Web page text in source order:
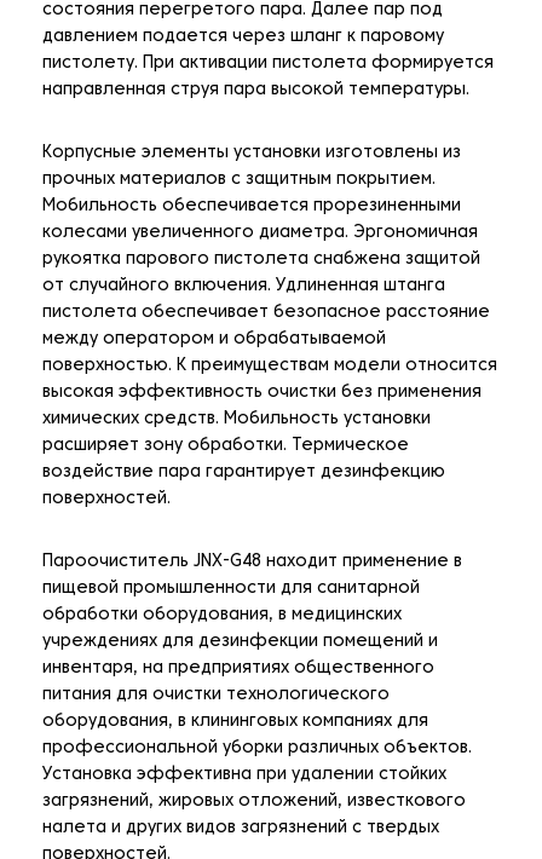
состояния перегретого пара. Далее пар под
давлением подается через шланг к паровому
пистолету. При активации пистолета формируется
направленная струя пара высокой температуры.
Корпусные элементы установки изготовлены из
прочных материалов с защитным покрытием.
Мобильность обеспечивается прорезиненными
колесами увеличенного диаметра. Эргономичная
рукоятка парового пистолета снабжена защитой
от случайного включения. Удлиненная штанга
пистолета обеспечивает безопасное расстояние
между оператором и обрабатываемой
поверхностью. К преимуществам модели относится
высокая эффективность очистки без применения
химических средств. Мобильность установки
расширяет зону обработки. Термическое
воздействие пара гарантирует дезинфекцию
поверхностей.
Пароочиститель JNX-G48 находит применение в
пищевой промышленности для санитарной
обработки оборудования, в медицинских
учреждениях для дезинфекции помещений и
инвентаря, на предприятиях общественного
питания для очистки технологического
оборудования, в клининговых компаниях для
профессиональной уборки различных объектов.
Установка эффективна при удалении стойких
загрязнений, жировых отложений, известкового
налета и других видов загрязнений с твердых
поверхностей.